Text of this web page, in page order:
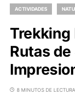
ACTIVIDADES
Trekking
Rutas
8 MINUTOS DE LECTURA